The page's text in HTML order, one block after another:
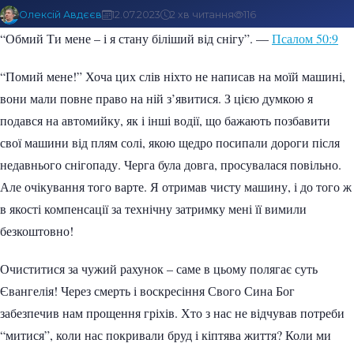
Олексій Авдєєв 12.07.2023 2 хв читання 116
“Обмий Ти мене – і я стану біліший від снігу”. —Псалом 50:9
“Помий мене!” Хоча цих слів ніхто не написав на моїй машині,
вони мали повне право на ній з’явитися. З цією думкою я
подався на автомийку, як і інші водії, що бажають позбавити
свої машини від плям солі, якою щедро посипали дороги після
недавнього снігопаду. Черга була довга, просувалася повільно.
Але очікування того варте. Я отримав чисту машину, і до того ж
в якості компенсації за технічну затримку мені її вимили
безкоштовно!
Очиститися за чужий рахунок – саме в цьому полягає суть
Євангелія! Через смерть і воскресіння Свого Сина Бог
забезпечив нам прощення гріхів. Хто з нас не відчував потреби
“митися”, коли нас покривали бруд і кіптява життя? Коли ми